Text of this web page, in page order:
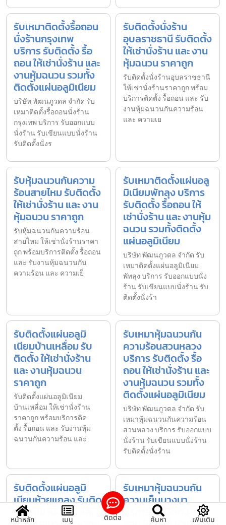
รับเหมาติดตั้งรื้อถอน
นั่งร้านกรุงเทพ
บริการ รับติดตั้ง รื้อ
ถอน ให้เช่านั่งร้าน และ
งานหุ้มฉนวน รวมทั้ง
ติดตั้งแผ่นอลูมิเนียม
บริษัท พัฒนภูวดล จำกัด รับ
เหมาติดตั้งรื้อถอนนั่งร้าน
กรุงเทพ บริการ รับออกแบบ
นั่งร้าน รับเขียนแบบนั่งร้าน
รับติดตั้งนั่งร
รับติดตั้งนั่งร้าน
อุบลราชธานี รับติดตั้ง
ให้เช่านั่งร้าน และ งาน
หุ้มฉนวน ราคาถูก
รับติดตั้งนั่งร้านอุบลราชธานี
ให้เช่านั่งร้านราคาถูก พร้อม
บริการติดตั้ง รื้อถอน และ รับ
งานหุ้มฉนวนกันความร้อน
และ ความเย
รับหุ้มฉนวนกันความ
ร้อนสายไหม รับติดตั้ง
ให้เช่านั่งร้าน และ งาน
หุ้มฉนวน ราคาถูก
รับหุ้มฉนวนกันความร้อน
สายไหม ให้เช่านั่งร้านราคา
ถูก พร้อมบริการติดตั้ง รื้อถอน
และ รับงานหุ้มฉนวนกัน
ความร้อน และ ความเย็
รับเหมาติดตั้งแผ่นอลู
มิเนียมพัทลุง บริการ
รับติดตั้ง รื้อถอน ให้
เช่านั่งร้าน และ งานหุ้ม
ฉนวน รวมทั้งติดตั้ง
แผ่นอลูมิเนียม
บริษัท พัฒนภูวดล จำกัด รับ
เหมาติดตั้งแผ่นอลูมิเนียม
พัทลุง บริการ รับออกแบบนั่ง
ร้าน รับเขียนแบบนั่งร้าน รับ
ติดตั้งนั่งร้า
รับติดตั้งแผ่นอลูมิ
เนียมบ้านเหลื่อม รับ
ติดตั้ง ให้เช่านั่งร้าน
และ งานหุ้มฉนวน
ราคาถูก
รับติดตั้งแผ่นอลูมิเนียม
บ้านเหลื่อม ให้เช่านั่งร้าน
ราคาถูก พร้อมบริการติด
ตั้ง รื้อถอน และ รับงานหุ้ม
ฉนวนกันความร้อน และ
รับเหมาหุ้มฉนวนกัน
ความร้อนสวนหลวง
บริการ รับติดตั้ง รื้อ
ถอน ให้เช่านั่งร้าน และ
งานหุ้มฉนวน รวมทั้ง
ติดตั้งแผ่นอลูมิเนียม
บริษัท พัฒนภูวดล จำกัด รับ
เหมาหุ้มฉนวนกันความร้อน
สวนหลวง บริการ รับออกแบบ
นั่งร้าน รับเขียนแบบนั่งร้าน
รับติดตั้งนั่งร้าน
รับติดตั้งแผ่นอลูมิ
เนียมห้วยแถลง รับติด
ตั้ง ให้เช่านั่งร้าน และ
รับเหมาหุ้มฉนวนกัน
ความเย็นบางนา
บริการ รับติดตั้ง รื้อ
หน้าหลัก เมนู ติดต่อ ค้นหา เพิ่มเติม